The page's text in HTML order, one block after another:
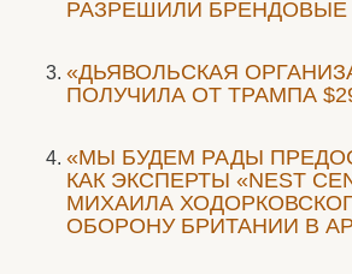
РАЗРЕШИЛИ БРЕНДОВЫЕ
«ДЬЯВОЛЬСКАЯ
ПОЛУЧИЛА ОТ ТРАМПА
«МЫ БУДЕМ РАДЫ
КАК ЭКСПЕРТЫ «NEST
МИХАИЛА
ОБОРОНУ БРИТАНИИ В